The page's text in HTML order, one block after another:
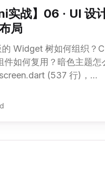
实战】06 · UI
局
Widget 树如何组织？
如何复用？暗色主题怎
(537 行)，